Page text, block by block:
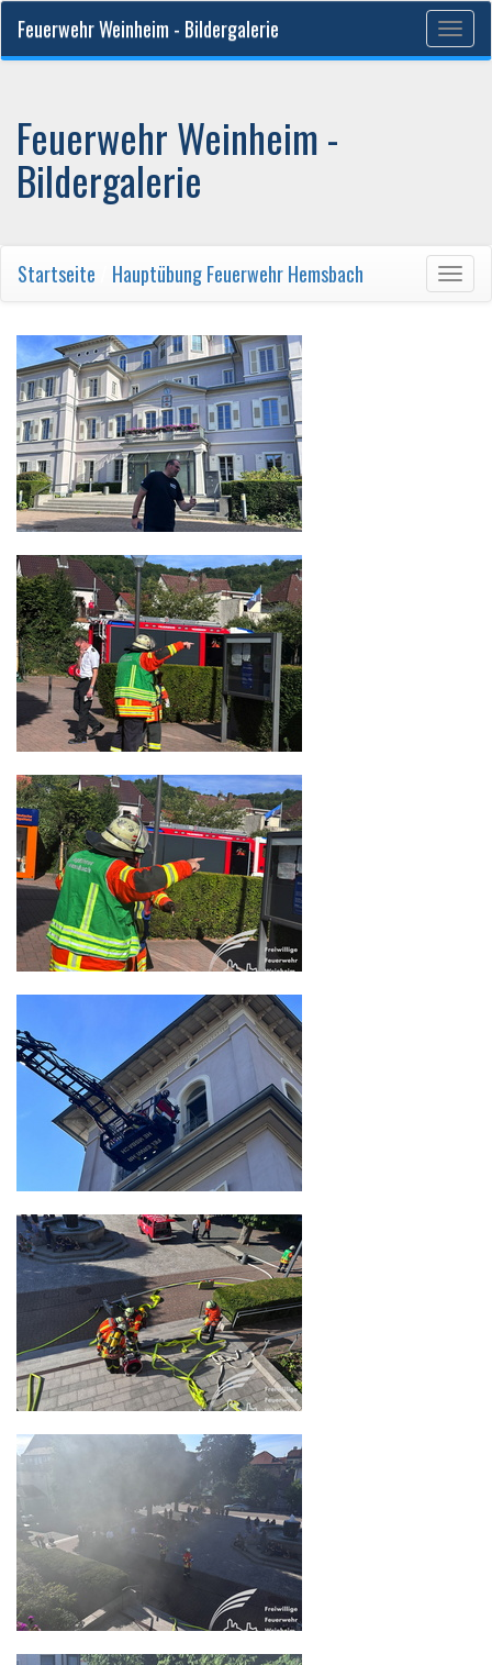
Feuerwehr Weinheim - Bildergalerie
Feuerwehr Weinheim -
Bildergalerie
Startseite Hauptübung Feuerwehr Hemsbach